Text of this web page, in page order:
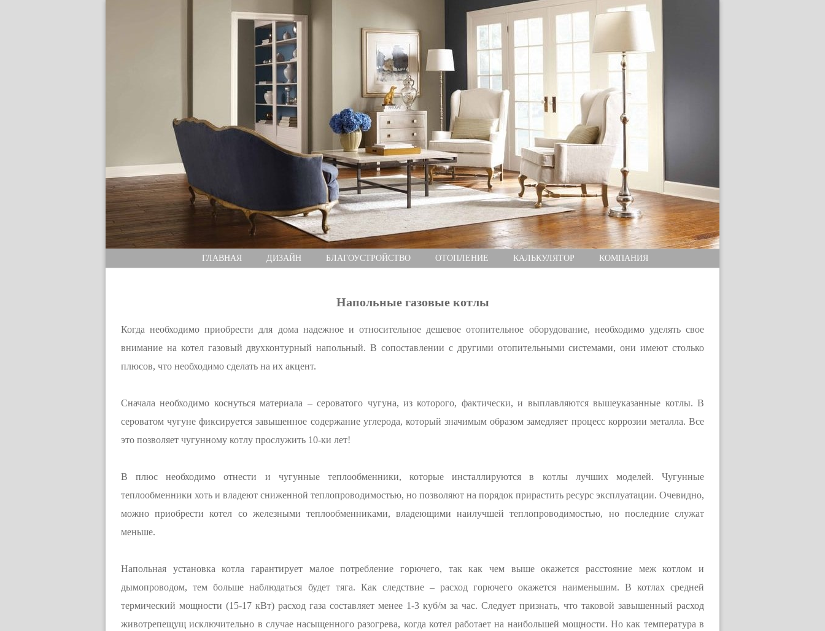
ГЛАВНАЯ ДИЗАЙН БЛАГОУСТРОЙСТВО ОТОПЛЕНИЕ КАЛЬКУЛЯТОР КОМПАНИЯ
Напольные газовые котлы
Когда необходимо приобрести для дома надежное и относительное дешевое отопительное оборудование, необходимо уделять свое
внимание на котел газовый двухконтурный напольный. В сопоставлении с другими отопительными системами, они имеют столько
плюсов, что необходимо сделать на их акцент.
Сначала необходимо коснуться материала – сероватого чугуна, из которого, фактически, и выплавляются вышеуказанные котлы. В
сероватом чугуне фиксируется завышенное содержание углерода, который значимым образом замедляет процесс коррозии металла. Все
это позволяет чугунному котлу прослужить 10-ки лет!
В плюс необходимо отнести и чугунные теплообменники, которые инсталлируются в котлы лучших моделей. Чугунные
теплообменники хоть и владеют сниженной теплопроводимостью, но позволяют на порядок прирастить ресурс эксплуатации. Очевидно,
можно приобрести котел со железными теплообменниками, владеющими наилучшей теплопроводимостью, но последние служат
меньше.
Напольная установка котла гарантирует малое потребление горючего, так как чем выше окажется расстояние меж котлом и
дымопроводом, тем больше наблюдаться будет тяга. Как следствие – расход горючего окажется наименьшим. В котлах средней
термический мощности (15-17 кВт) расход газа составляет менее 1-3 куб/м за час. Следует признать, что таковой завышенный расход
животрепещущ исключительно в случае насыщенного разогрева, когда котел работает на наибольшей мощности. Но как температура в